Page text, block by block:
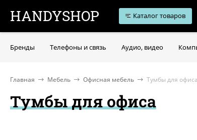
HANDYSHOP Каталог товаров
Бренды Телефоны и связь Аудио, видео
Главная Мебель Офисная мебель Тумбы для офиса
Тумбы для офиса